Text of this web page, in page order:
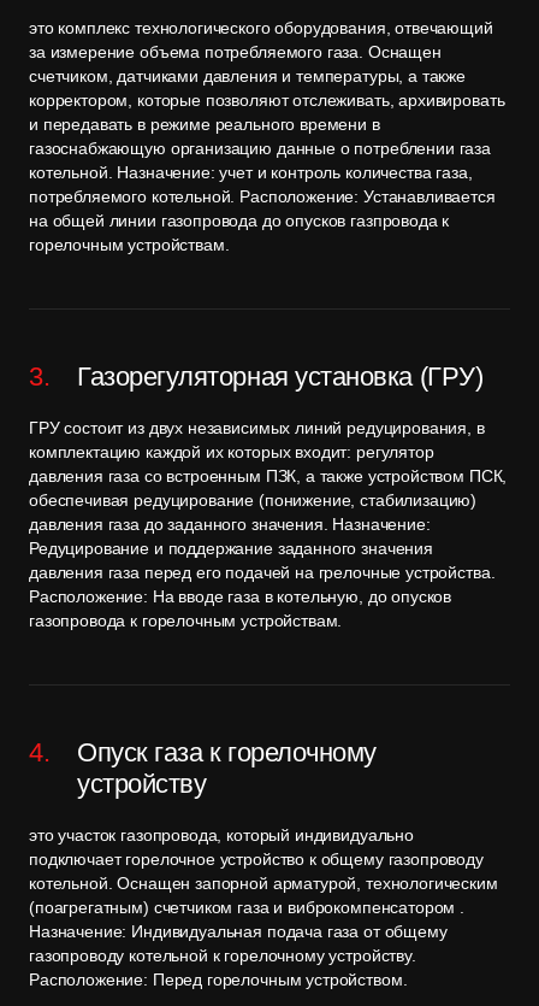
это комплекс технологического оборудования, отвечающий
за измерение объема потребляемого газа. Оснащен
счетчиком, датчиками давления и температуры, а также
корректором, которые позволяют отслеживать, архивировать
и передавать в режиме реального времени в
газоснабжающую организацию данные о потреблении газа
котельной. Назначение: учет и контроль количества газа,
потребляемого котельной. Расположение: Устанавливается
на общей линии газопровода до опусков газпровода к
горелочным устройствам.
Газорегуляторная установка (ГРУ)
ГРУ состоит из двух независимых линий редуцирования, в
комплектацию каждой их которых входит: регулятор
давления газа со встроенным ПЗК, а также устройством ПСК,
обеспечивая редуцирование (понижение, стабилизацию)
давления газа до заданного значения. Назначение:
Редуцирование и поддержание заданного значения
давления газа перед его подачей на грелочные устройства.
Расположение: На вводе газа в котельную, до опусков
газопровода к горелочным устройствам.
Опуск газа к горелочному
устройству
это участок газопровода, который индивидуально
подключает горелочное устройство к общему газопроводу
котельной. Оснащен запорной арматурой, технологическим
(поагрегатным) счетчиком газа и виброкомпенсатором .
Назначение: Индивидуальная подача газа от общему
газопроводу котельной к горелочному устройству.
Расположение: Перед горелочным устройством.